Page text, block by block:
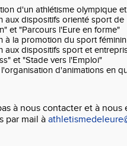
d'un athlétisme olympique
aux dispositifs orienté sport de
et "Parcours l'Eure en forme"
à la promotion du sport féminin
aux dispositifs sport et
et "Stade vers l'Emploi"
d'animations en
à nous contacter et à nous
par mail à